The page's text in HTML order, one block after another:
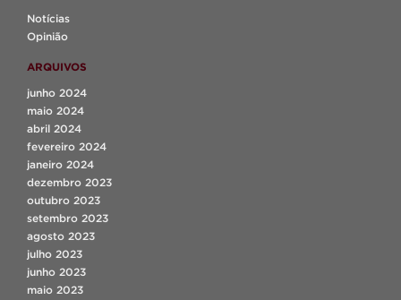
Notícias
Opinião
ARQUIVOS
junho 2024
maio 2024
abril 2024
fevereiro 2024
janeiro 2024
dezembro 2023
outubro 2023
setembro 2023
agosto 2023
julho 2023
junho 2023
maio 2023